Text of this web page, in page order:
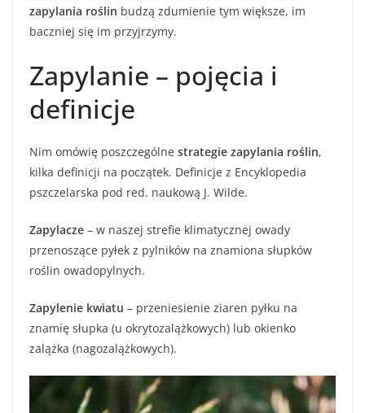
zapylania roślin budzą zdumienie tym większe, im
baczniej się im przyjrzymy.
Zapylanie – pojęcia i
definicje
Nim omówię poszczególne strategie zapylania roślin,
kilka definicji na początek. Definicje z Encyklopedia
pszczelarska pod red. naukową J. Wilde.
Zapylacze – w naszej strefie klimatycznej owady
przenoszące pyłek z pylników na znamiona słupków
roślin owadopylnych.
Zapylenie kwiatu – przeniesienie ziaren pyłku na
znamię słupka (u okrytozalążkowych) lub okienko
zalążka (nagozalążkowych).